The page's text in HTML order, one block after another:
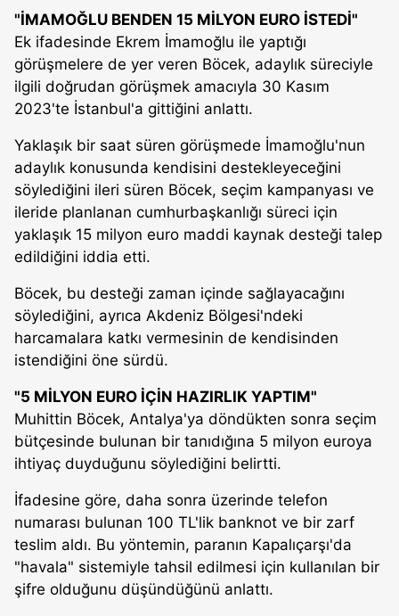
"İMAMOĞLU BENDEN 15 MİLYON EURO İSTEDİ"
Ek ifadesinde Ekrem İmamoğlu ile yaptığı
görüşmelere de yer veren Böcek, adaylık süreciyle
ilgili doğrudan görüşmek amacıyla 30 Kasım
2023'te İstanbul'a gittiğini anlattı.
Yaklaşık bir saat süren görüşmede İmamoğlu'nun
adaylık konusunda kendisini destekleyeceğini
söylediğini ileri süren Böcek, seçim kampanyası ve
ileride planlanan cumhurbaşkanlığı süreci için
yaklaşık 15 milyon euro maddi kaynak desteği talep
edildiğini iddia etti.
Böcek, bu desteği zaman içinde sağlayacağını
söylediğini, ayrıca Akdeniz Bölgesi'ndeki
harcamalara katkı vermesinin de kendisinden
istendiğini öne sürdü.
"5 MİLYON EURO İÇİN HAZIRLIK YAPTIM"
Muhittin Böcek, Antalya'ya döndükten sonra seçim
bütçesinde bulunan bir tanıdığına 5 milyon euroya
ihtiyaç duyduğunu söylediğini belirtti.
İfadesine göre, daha sonra üzerinde telefon
numarası bulunan 100 TL'lik banknot ve bir zarf
teslim aldı. Bu yöntemin, paranın Kapalıçarşı'da
"havala" sistemiyle tahsil edilmesi için kullanılan bir
şifre olduğunu düşündüğünü anlattı.